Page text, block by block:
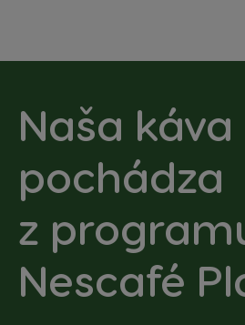
Naša káva
pochádza
z
Nescafé